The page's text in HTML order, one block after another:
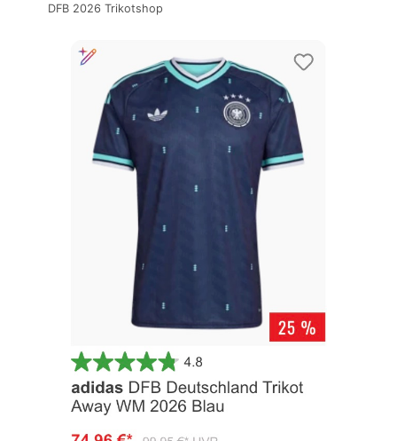
DFB 2026 Trikotshop